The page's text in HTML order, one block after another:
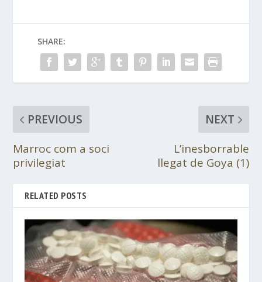
SHARE:
PREVIOUS
Marroc com a soci
privilegiat
NEXT
L’inesborrable
llegat de Goya (1)
RELATED POSTS